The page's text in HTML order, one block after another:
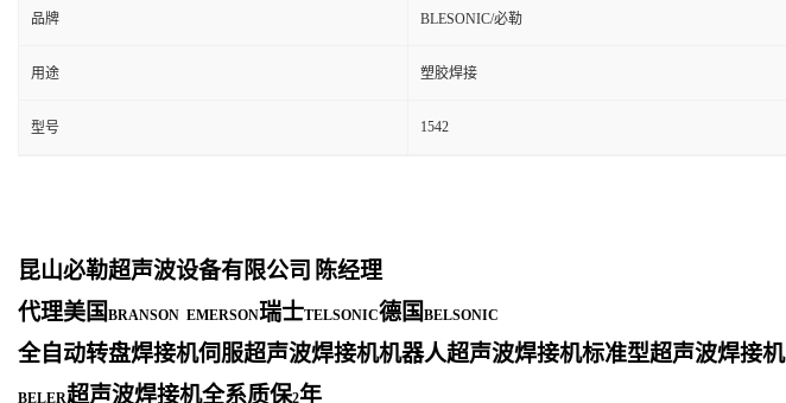
品牌 BLESONIC/必勒
用途 塑胶焊接
型号 1542
昆山必勒超声波设备有限公司 陈经理
代理美国 BRANSON EMERSON瑞士TELSONIC德国 BELSONIC
全自动转盘焊接机伺服超声波焊接机机器人超声波焊接机标准型超声波焊接机
BELER超声波焊接机全系质保2年